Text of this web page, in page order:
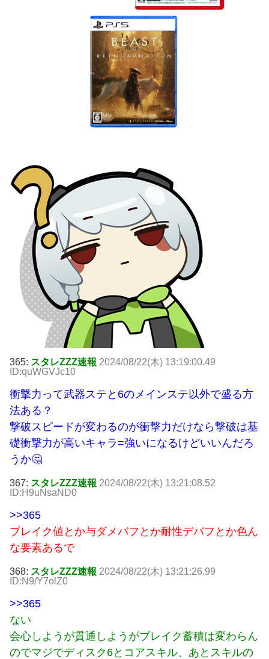
365: スタレZZZ速報 2024/08/22(木) 13:19:00.49
ID:quWGVJc10
衝撃力って武器ステと6のメインステ以外で盛る方
法ある？
撃破スピードが変わるのが衝撃力だけなら撃破は基
礎衝撃力が高いキャラ=強いになるけどいいんだろ
うか🤔
367: スタレZZZ速報 2024/08/22(木) 13:21:08.52
ID:H9uNsaND0
>>365
ブレイク値とか与ダメバフとか耐性デバフとか色ん
な要素あるで
368: スタレZZZ速報 2024/08/22(木) 13:21:26.99
ID:N9/Y7olZ0
>>365
ない
会心しようが貫通しようがブレイク蓄積は変わらん
のでマジでディスク6とコアスキル、あとスキルの